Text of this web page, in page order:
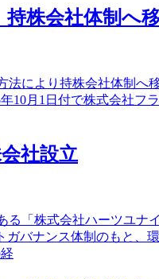
株会社体制へ
により持株会社体制
10月1日付で株式会社
社設立
「株式会社ハーツユ
バナンス体制のもと